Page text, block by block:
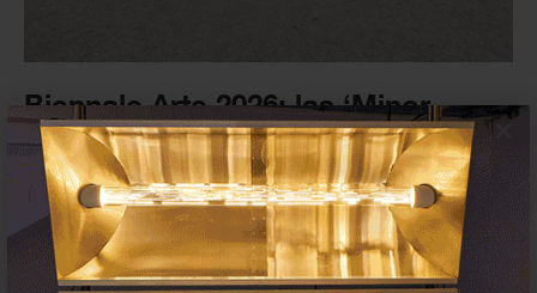
×
Biennale Arte 2026: las ‘Minor
Keys’ se convierten en historias de
resistencia contadas en voz alta
7 MAYO 2026 FESTIVALES